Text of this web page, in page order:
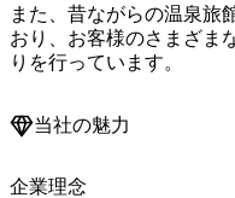
また、昔ながらの温泉旅
おり、お客様のさまざま
りを行っています。
当社の魅力
企業理念